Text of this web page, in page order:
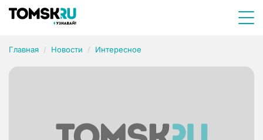
Главная Новости Интересное